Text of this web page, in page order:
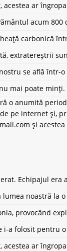
acestea ar
acum 800
carbonică
extratereștrii
se află într-o
mai poate
o anumită
pe internet și,
și
Echipajul era
noastră la
provocând
i-a folosit pentru
acestea ar